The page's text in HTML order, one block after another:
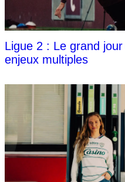
Ligue 2 : Le grand
enjeux multiples